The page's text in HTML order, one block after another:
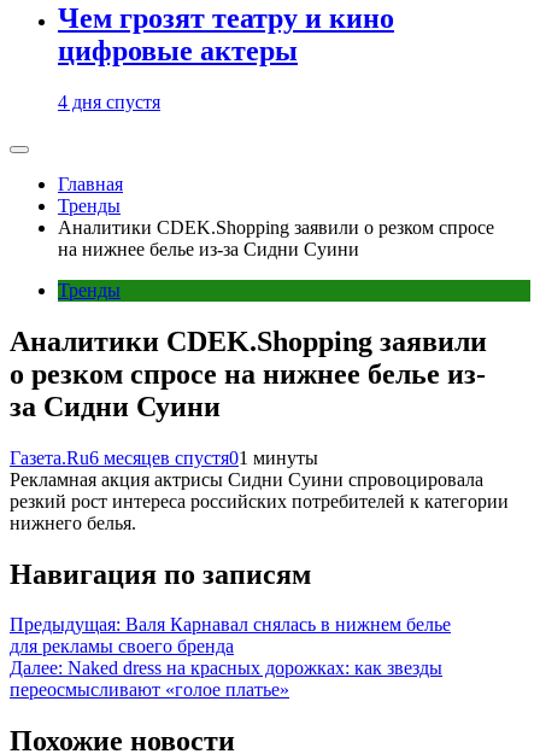
Чем грозят театру и кино
цифровые актеры
4 дня спустя
Главная
Тренды
Аналитики CDEK.Shopping заявили о резком спросе
на нижнее белье из-за Сидни Суини
Тренды
Аналитики CDEK.Shopping заявили
о резком спросе на нижнее белье из-
за Сидни Суини
Газета.Ru6 месяцев спустя01 минуты
Рекламная акция актрисы Сидни Суини спровоцировала
резкий рост интереса российских потребителей к категории
нижнего белья.
Навигация по записям
Предыдущая: Валя Карнавал снялась в нижнем белье
для рекламы своего бренда
Далее: Naked dress на красных дорожках: как звезды
переосмысливают «голое платье»
Похожие новости